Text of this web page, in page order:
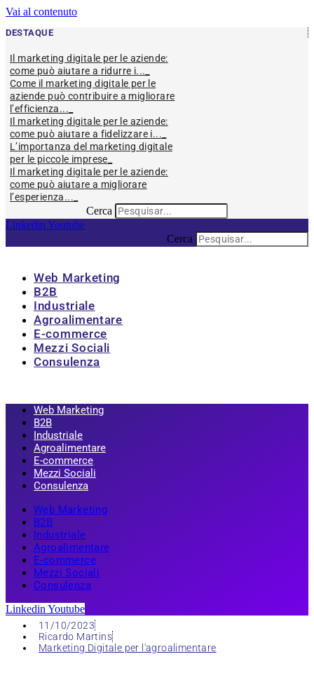
Vai al contenuto
DESTAQUE
Il marketing digitale per le aziende:
come può aiutare a ridurre i...
Come il marketing digitale per le
aziende può contribuire a migliorare
l’efficienza...
Il marketing digitale per le aziende:
come può aiutare a fidelizzare i...
L’importanza del marketing digitale
per le piccole imprese
Il marketing digitale per le aziende:
come può aiutare a migliorare
l’esperienza...
Cerca
Linkedin Youtube
Cerca
Web Marketing
B2B
Industriale
Agroalimentare
E-commerce
Mezzi Sociali
Consulenza
Web Marketing
B2B
Industriale
Agroalimentare
E-commerce
Mezzi Sociali
Consulenza
Web Marketing
B2B
Industriale
Agroalimentare
E-commerce
Mezzi Sociali
Consulenza
Linkedin Youtube
11/10/2023
Ricardo Martins
Marketing Digitale per l'agroalimentare